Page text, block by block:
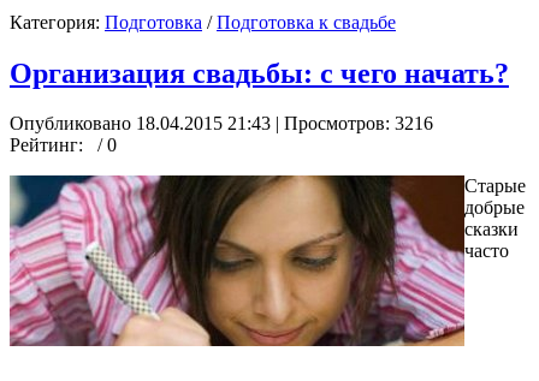
Категория: Подготовка /Подготовка к свадьбе
Организация свадьбы: с чего начать?
Опубликовано 18.04.2015 21:43 | Просмотров: 3216
Рейтинг:
/ 0
Старые
добрые
сказки
часто